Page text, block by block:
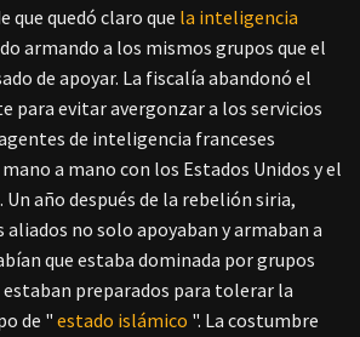
que quedó claro que la inteligencia
armando a los mismos grupos que el
de apoyar. La fiscalía abandonó el
para evitar avergonzar a los servicios
de inteligencia franceses
a mano con los Estados Unidos y el
Un año después de la rebelión siria,
aliados no solo apoyaban y armaban a
que estaba dominada por grupos
preparados para tolerar la
de " estado islámico ". La costumbre